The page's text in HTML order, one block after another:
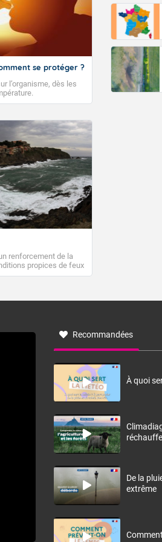
se protéger ?
l’organisme, dès les
renforcement de la
propices de feux
? Quelles sont
part du Roussillon à la
d’où
Recommandées
À quoi
De la
extrême